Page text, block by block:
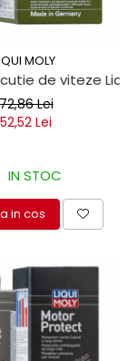
20 gr Liqui Moly
MOLY
de viteze
Lei
Lei
IN STOC
in cos